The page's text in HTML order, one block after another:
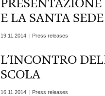
E LA SANTA SEDE
19.11.2014. | Press releases
L’INCONTRO
SCOLA
16.11.2014. | Press releases